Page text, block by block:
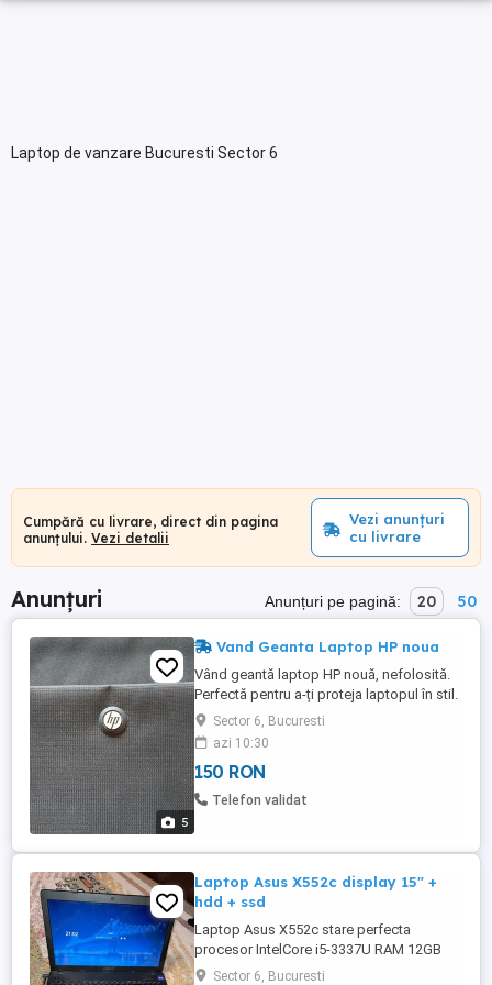
Laptop de vanzare Bucuresti Sector 6
Cumpără cu livrare, direct din pagina
anunțului. Vezi detalii
Vezi anunțuri
cu livrare
Anunțuri Anunțuri pe pagină: 20 50
5
Vand Geanta Laptop HP noua
Vând geantă laptop HP nouă, nefolosită.
Perfectă pentru a-ți proteja laptopul în stil.
Oferă o protecție excelentă împotriva
zgârieturilor și șocurilor. Culoare elegantă
și design modern. Ideală pentru
transportul facil al laptopului. Dotari
interior: 2 compartimente Exterior: Curea
Sector 6, Bucuresti
azi 10:30
150 RON
Telefon validat
Laptop Asus X552c display 15" +
hdd + ssd
Laptop Asus X552c stare perfecta
procesor IntelCore i5-3337U RAM 12GB
placa video Geforce 710m SSD 128GB
Sector 6, Bucuresti